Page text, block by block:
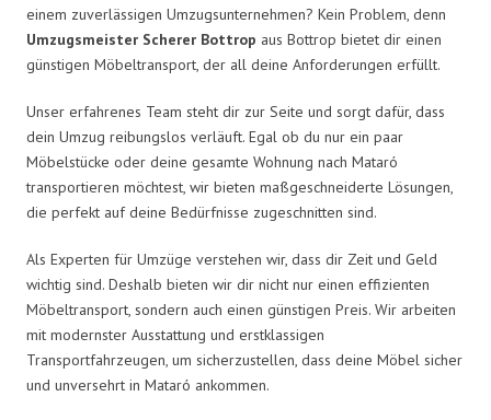
einem zuverlässigen Umzugsunternehmen? Kein Problem, denn
Umzugsmeister Scherer Bottrop aus Bottrop bietet dir einen
günstigen Möbeltransport, der all deine Anforderungen erfüllt.
Unser erfahrenes Team steht dir zur Seite und sorgt dafür, dass
dein Umzug reibungslos verläuft. Egal ob du nur ein paar
Möbelstücke oder deine gesamte Wohnung nach Mataró
transportieren möchtest, wir bieten maßgeschneiderte Lösungen,
die perfekt auf deine Bedürfnisse zugeschnitten sind.
Als Experten für Umzüge verstehen wir, dass dir Zeit und Geld
wichtig sind. Deshalb bieten wir dir nicht nur einen effizienten
Möbeltransport, sondern auch einen günstigen Preis. Wir arbeiten
mit modernster Ausstattung und erstklassigen
Transportfahrzeugen, um sicherzustellen, dass deine Möbel sicher
und unversehrt in Mataró ankommen.